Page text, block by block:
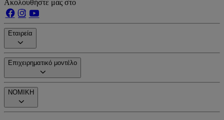
Ακολουθήστε μας στο
Εταιρεία
Επιχειρηματικό μοντέλο
ΝΟΜΙΚΗ